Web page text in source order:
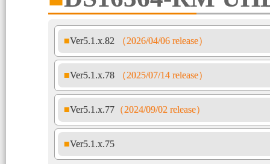
■Ver5.1.x.82 （2026/04/06 release）
■Ver5.1.x.78 （2025/07/14 release）
■Ver5.1.x.77 （2024/09/02 release）
■Ver5.1.x.75